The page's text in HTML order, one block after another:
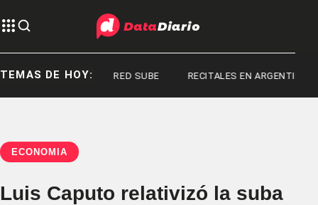
TEMAS DE HOY:
FRASER RED SUBE RECITALES EN ARGENTINA
ECONOMÍA
Luis Caputo relativizó la suba